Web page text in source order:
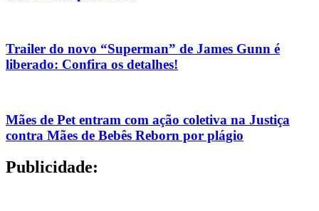
Trailer do novo “Superman” de James Gunn é
liberado: Confira os detalhes!
Mães de Pet entram com ação coletiva na Justiça
contra Mães de Bebês Reborn por plágio
Publicidade: